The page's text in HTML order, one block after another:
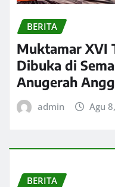
BERITA
Muktamar XVI
Dibuka di
Anugerah
admin Agu
BERITA